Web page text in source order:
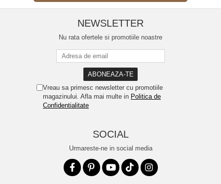
NEWSLETTER
Nu rata ofertele si promotiile noastre
Vreau sa primesc newsletter cu promotiile
magazinului. Afla mai multe in Politica de
Confidentialitate
SOCIAL
Urmareste-ne in social media